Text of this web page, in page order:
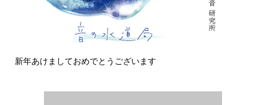
新年あけましておめでとうございます